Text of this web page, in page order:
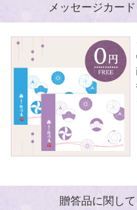
メッセージカー
贈答品に関し